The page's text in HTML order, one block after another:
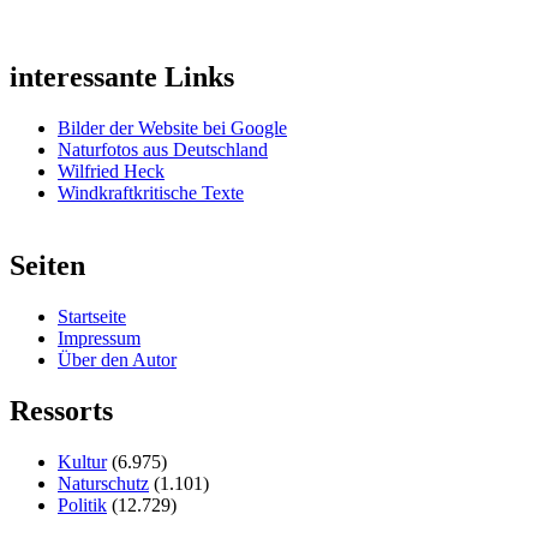
interessante Links
Bilder der Website bei Google
Naturfotos aus Deutschland
Wilfried Heck
Windkraftkritische Texte
Seiten
Startseite
Impressum
Über den Autor
Ressorts
Kultur(6.975)
Naturschutz (1.101)
Politik (12.729)